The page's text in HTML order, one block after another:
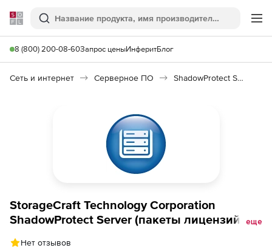
Softline
Поиск
8 (800) 200-08-60Запрос ценыИнферитБлог
Сеть и интернет Серверное ПО ShadowProtect Server
StorageCraft Technology Corporation
ShadowProtect Server (пакеты лицензий), 18
еще
Нет отзывов